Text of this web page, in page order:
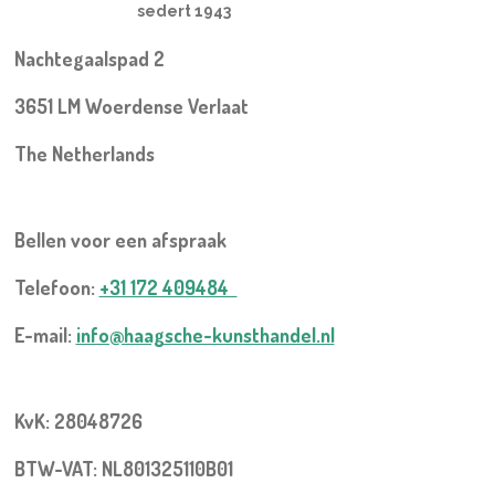
sedert 1943
Nachtegaalspad 2
3651 LM Woerdense Verlaat
The Netherlands
Bellen voor een afspraak
Telefoon: +31 172 409484
E-mail: info@haagsche-kunsthandel.nl
KvK: 28048726
BTW-VAT: NL801325110B01